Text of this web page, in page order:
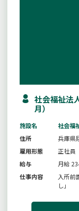
社会福祉法
月）
施設名
社会福
住所
兵庫県
雇用形態
正社員
給与
月給
仕事内容
入所前
し」